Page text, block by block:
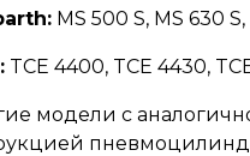
MS 500 S, MS 630 S,
TCE 4400, TCE 4430,
модели с